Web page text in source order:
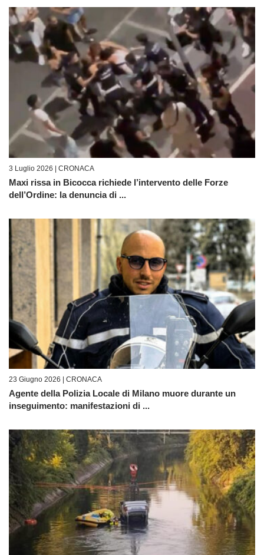
3 Luglio 2026 | CRONACA
Maxi rissa in Bicocca richiede l’intervento delle Forze
dell’Ordine: la denuncia di ...
23 Giugno 2026 | CRONACA
Agente della Polizia Locale di Milano muore durante un
inseguimento: manifestazioni di ...